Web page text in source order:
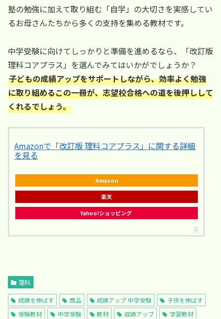
塾の勉強に加えて取り組む「自学」の大切さを実感してい
るお母さんたちから多くの支持を集める教材です。
中学受験に向けてしっかりと準備を進めるなら、「改訂版
理科コアプラス」を選んでみてはいかがでしょうか？
子どもの成績アップをサポートしながら、効率よく勉強
に取り組めるこの一冊が、志望校合格への道を後押しして
くれるでしょう。
Amazonで「改訂版 理科コアプラス」に関する詳細
を見る
Amazon
楽天
Yahoo!ショッピング
理科
成績を伸ばす 商品 成績アップ 中学受験
子供を伸ばす
受験教材
中学受験 教材 成績アップ
学習教材